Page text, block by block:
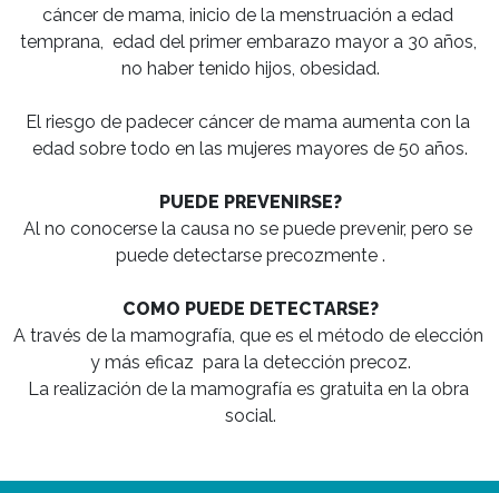
cáncer de mama, inicio de la menstruación a edad
temprana,  edad del primer embarazo mayor a 30 años,
no haber tenido hijos, obesidad.
El riesgo de padecer cáncer de mama aumenta con la
edad sobre todo en las mujeres mayores de 50 años.
PUEDE PREVENIRSE?
Al no conocerse la causa no se puede prevenir, pero se
puede detectarse precozmente .
COMO PUEDE DETECTARSE?
A través de la mamografía, que es el método de elección
y más eficaz  para la detección precoz.
La realización de la mamografía es gratuita en la obra
social.